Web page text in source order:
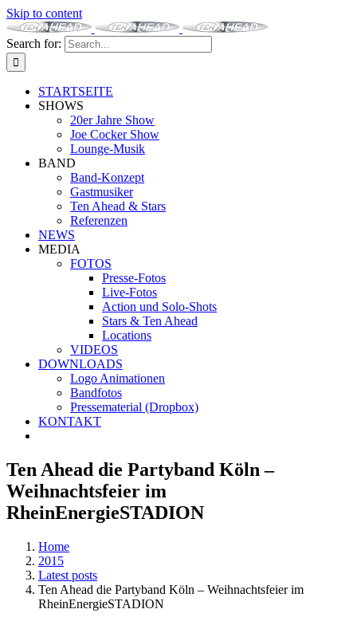
Skip to content
Search for:
STARTSEITE
SHOWS
20er Jahre Show
Joe Cocker Show
Lounge-Musik
BAND
Band-Konzept
Gastmusiker
Ten Ahead & Stars
Referenzen
NEWS
MEDIA
FOTOS
Presse-Fotos
Live-Fotos
Action und Solo-Shots
Stars & Ten Ahead
Locations
VIDEOS
DOWNLOADS
Logo Animationen
Bandfotos
Pressematerial (Dropbox)
KONTAKT
Ten Ahead die Partyband Köln –
Weihnachtsfeier im
RheinEnergieSTADION
Home
2015
Latest posts
Ten Ahead die Partyband Köln – Weihnachtsfeier im
RheinEnergieSTADION